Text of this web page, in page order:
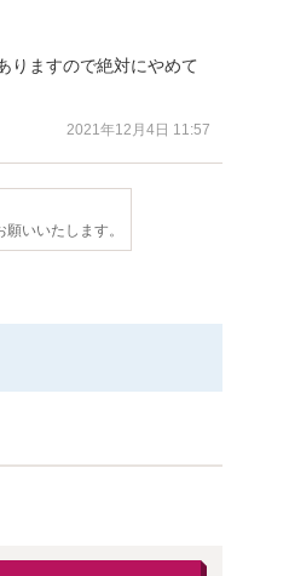
りますので絶対にやめて
2021年12月4日 11:57
いいたします。